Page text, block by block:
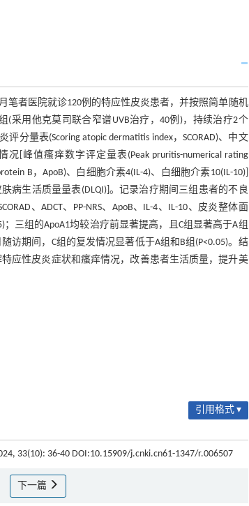
笔者医院就诊120例的特应性皮炎患者，并按照简单随机
(采用他克莫司联合窄谱UVB治疗，40例)，持续治疗2个
量表(Scoring atopic dermatitis index，SCORAD)、中文
况[峰值瘙痒数字评定量表(Peak pruritis-numerical rating
B，ApoB)、白细胞介素4(IL-4)、白细胞介素10(IL-10)]
病生活质量量表(DLQI)]。记录治疗期间三组患者的不良
、ADCT、PP-NRS、ApoB、IL-4、IL-10、皮炎整体面
三组的ApoA1均较治疗前显著提高，且C组显著高于A组
访期间，C组的复发情况显著低于A组和B组(P<0.05)。结
应性皮炎症状和瘙痒情况，改善患者生活质量，提升美
引用格式 ▾
33(10): 36-40 DOI:10.15909/j.cnki.cn61-1347/r.006507
下一篇